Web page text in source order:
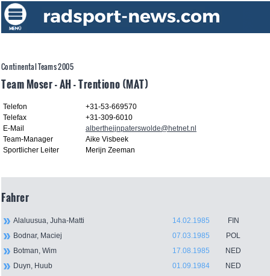
Continental Teams 2005
Team Moser - AH - Trentiono (MAT)
Telefon
+31-53-669570
Telefax
+31-309-6010
E-Mail
albertheijnpaterswolde@hetnet.nl
Team-Manager
Aike Visbeek
Sportlicher Leiter
Merijn Zeeman
Fahrer
Alaluusua, Juha-Matti 14.02.1985
FIN
Bodnar, Maciej
07.03.1985
POL
Botman, Wim
17.08.1985
NED
Duyn, Huub
01.09.1984
NED